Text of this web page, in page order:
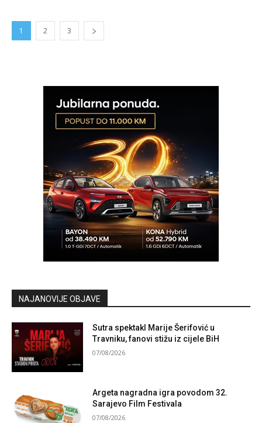
1 2 3
NAJANOVIJE OBJAVE
Sutra spektakl Marije Šerifović u
Travniku, fanovi stižu iz cijele BiH
07/08/2026
Argeta nagradna igra povodom 32.
Sarajevo Film Festivala
07/08/2026